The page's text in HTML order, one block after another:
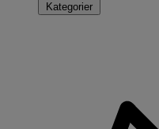
Kategorier